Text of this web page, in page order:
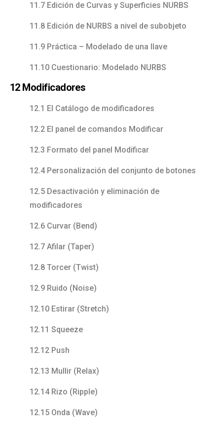
11.7 Edición de Curvas y Superficies NURBS
11.8 Edición de NURBS a nivel de subobjeto
11.9 Práctica – Modelado de una llave
11.10 Cuestionario: Modelado NURBS
12 Modificadores
12.1 El Catálogo de modificadores
12.2 El panel de comandos Modificar
12.3 Formato del panel Modificar
12.4 Personalización del conjunto de botones
12.5 Desactivación y eliminación de
modificadores
12.6 Curvar (Bend)
12.7 Afilar (Taper)
12.8 Torcer (Twist)
12.9 Ruido (Noise)
12.10 Estirar (Stretch)
12.11 Squeeze
12.12 Push
12.13 Mullir (Relax)
12.14 Rizo (Ripple)
12.15 Onda (Wave)